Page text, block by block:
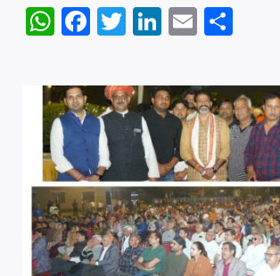
W
h
at
s
A
p
p
F
a
c
e
b
o
o
k
T
w
itt
e
r
Li
n
k
e
dI
n
E
m
ai
l
ar
e